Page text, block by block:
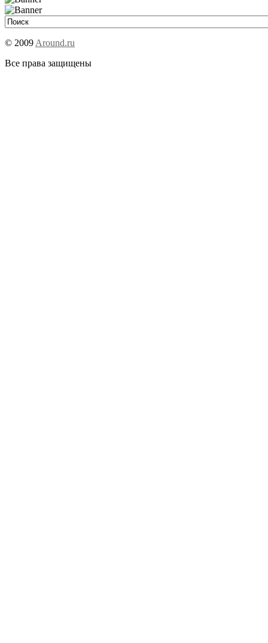
© 2009 Around.ru
Все права защищены